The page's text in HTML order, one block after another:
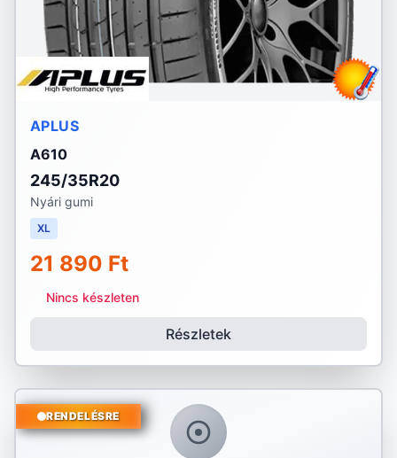
APLUS
A610
245/35R20
Nyári gumi
XL
21 890 Ft
Nincs készleten
Részletek
RENDELÉSRE